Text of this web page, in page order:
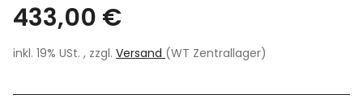
433,00 €
inkl. 19% USt. , zzgl. Versand (WT Zentrallager)